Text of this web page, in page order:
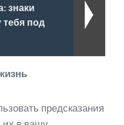
знаки
под
предсказания